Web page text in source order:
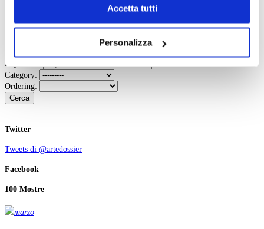
Chiudendo il banner tramite la “X” prosegui la
navigazione senza alcuna profilazione e con installazione
il tuo consenso alla profilazione che potrai revocare in
Accetta tutti
Personalizza
Keywords:
Category:
Ordering:
Cerca
Twitter
Tweets di @artedossier
Facebook
100 Mostre
marzo